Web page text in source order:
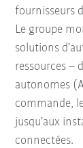
fournisseurs
Le groupe
solutions
ressources –
autonomes
commande,
jusqu’aux
connectées.